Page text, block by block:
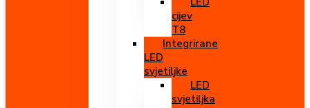
cijev
T8
Integrirane
LED
svjetiljke
LED
svjetiljka